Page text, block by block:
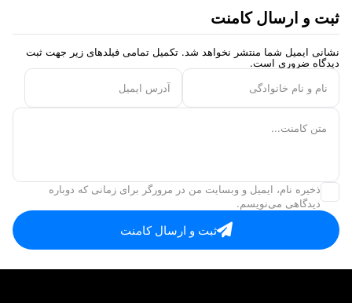
ثبت و ارسال کامنت
نشانی ایمیل شما منتشر نخواهد شد. تکمیل تمامی فیلد‌های زیر جهت ثبت
دیدگاه ضروری است.
نام و نام خانوادگی
آدرس ایمیل
متن کامنت...
ذخیره نام، ایمیل و وبسایت من در مرورگر برای زمانی که دوباره
دیدگاهی می‌نویسم.
ثبت و ارسال کامنت